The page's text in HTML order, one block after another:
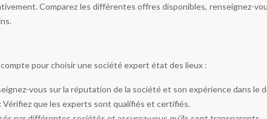
Comparez les différentes offres disponibles, renseignez-
pour choisir une société expert état des lieux :
vous sur la réputation de la société et son expérience dans le
Vérifiez que les experts sont qualifiés et certifiés.